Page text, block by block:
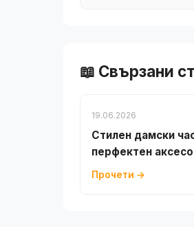
📖 Свързани
19.06.2026
Стилен дамски
перфектен
Прочети →